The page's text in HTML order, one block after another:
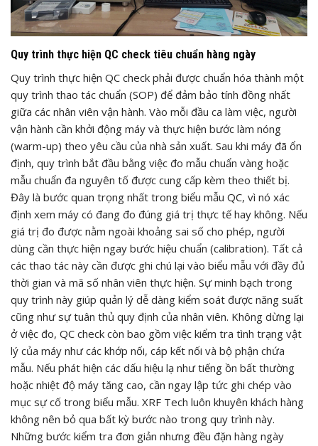
Quy trình thực hiện QC check tiêu chuẩn hàng ngày
Quy trình thực hiện QC check phải được chuẩn hóa thành một
quy trình thao tác chuẩn (SOP) để đảm bảo tính đồng nhất
giữa các nhân viên vận hành. Vào mỗi đầu ca làm việc, người
vận hành cần khởi động máy và thực hiện bước làm nóng
(warm-up) theo yêu cầu của nhà sản xuất. Sau khi máy đã ổn
định, quy trình bắt đầu bằng việc đo mẫu chuẩn vàng hoặc
mẫu chuẩn đa nguyên tố được cung cấp kèm theo thiết bị.
Đây là bước quan trọng nhất trong biểu mẫu QC, vì nó xác
định xem máy có đang đo đúng giá trị thực tế hay không. Nếu
giá trị đo được nằm ngoài khoảng sai số cho phép, người
dùng cần thực hiện ngay bước hiệu chuẩn (calibration). Tất cả
các thao tác này cần được ghi chú lại vào biểu mẫu với đầy đủ
thời gian và mã số nhân viên thực hiện. Sự minh bạch trong
quy trình này giúp quản lý dễ dàng kiểm soát được năng suất
cũng như sự tuân thủ quy định của nhân viên. Không dừng lại
ở việc đo, QC check còn bao gồm việc kiểm tra tình trạng vật
lý của máy như các khớp nối, cáp kết nối và bộ phận chứa
mẫu. Nếu phát hiện các dấu hiệu lạ như tiếng ồn bất thường
hoặc nhiệt độ máy tăng cao, cần ngay lập tức ghi chép vào
mục sự cố trong biểu mẫu. XRF Tech luôn khuyên khách hàng
không nên bỏ qua bất kỳ bước nào trong quy trình này.
Những bước kiểm tra đơn giản nhưng đều đặn hàng ngày